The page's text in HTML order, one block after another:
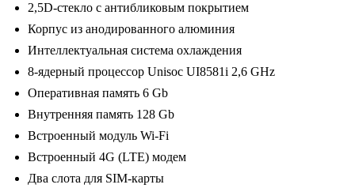
з.в.
(MAXIMUM
Incar
TMX2-
1805c-
6)
Android
10
2,5D-стекло с антибликовым покрытием
Корпус из анодированного алюминия
Интеллектуальная система охлаждения
8-ядерный процессор Unisoc UI8581i 2,6 GHz
Оперативная память 6 Gb
Внутренняя память 128 Gb
Встроенный модуль Wi-Fi
Встроенный 4G (LTE) модем
Два слота для SIM-карты